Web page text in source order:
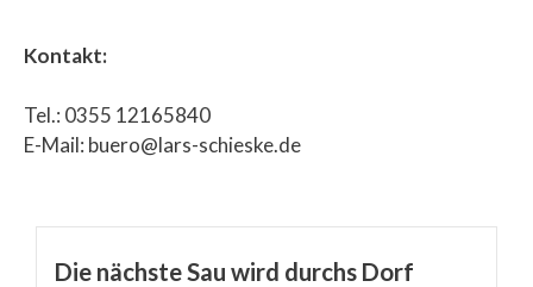
Kontakt:
Tel.: 0355 12165840
E-Mail: buero@lars-schieske.de
Die nächste Sau wird durchs Dorf